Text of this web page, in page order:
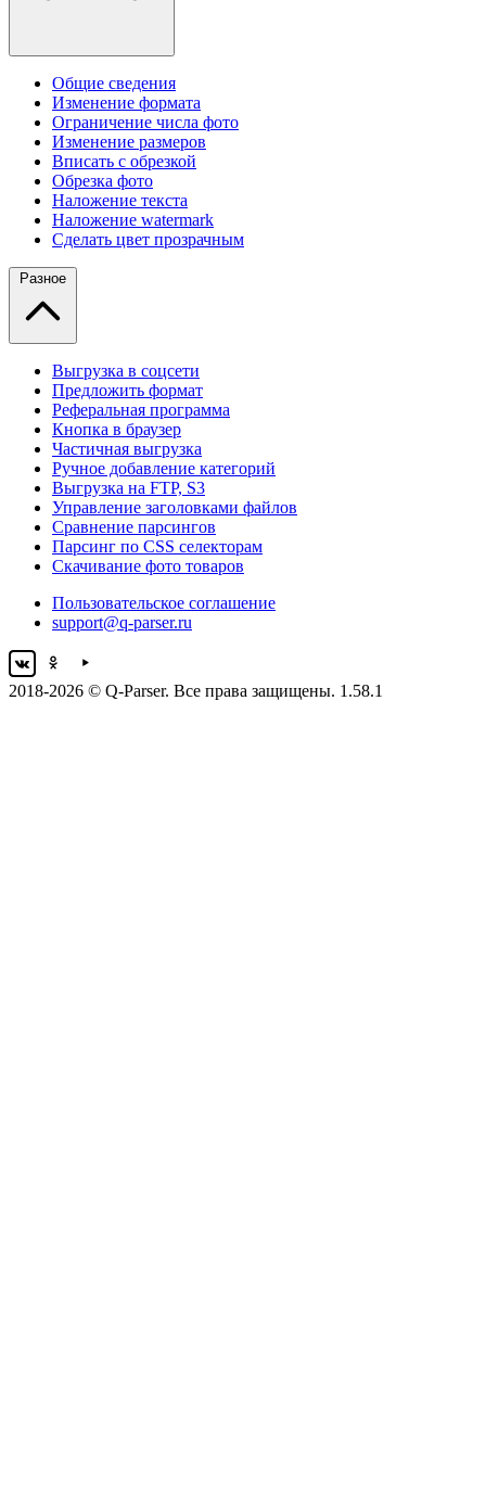
Общие сведения
Изменение формата
Ограничение числа фото
Изменение размеров
Вписать с обрезкой
Обрезка фото
Наложение текста
Наложение watermark
Сделать цвет прозрачным
Разное
Выгрузка в соцсети
Предложить формат
Реферальная программа
Кнопка в браузер
Частичная выгрузка
Ручное добавление категорий
Выгрузка на FTP, S3
Управление заголовками файлов
Сравнение парсингов
Парсинг по CSS селекторам
Скачивание фото товаров
Пользовательское соглашение
support@q-parser.ru
2018-2026 © Q-Parser. Все права защищены. 1.58.1